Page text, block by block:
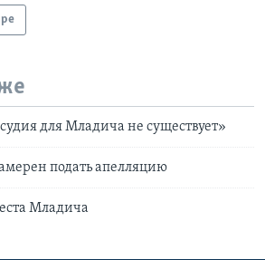
для Младича не существует»
подать апелляцию
Младича